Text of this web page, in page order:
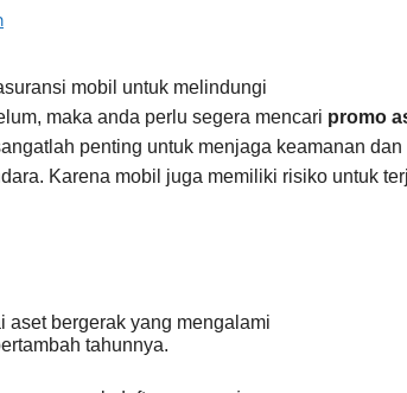
mobil untuk melindungi
maka anda perlu segera mencari promo
penting untuk menjaga keamanan dan
Karena mobil juga memiliki risiko untuk
aset bergerak yang mengalami
tahunnya.